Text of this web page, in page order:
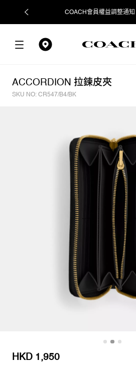
COACH會員權益調整通知
ACCORDION 拉鍊皮夾
SKU NO: CR547/B4/BK
HKD 1,950